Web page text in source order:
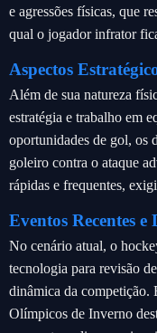
e agressões físicas, que
qual o jogador infrator
Aspectos
Além de sua natureza
estratégia e trabalho em
oportunidades de gol, os
goleiro contra o ataque
rápidas e frequentes,
Eventos Recentes e
No cenário atual, o
tecnologia para revisão
dinâmica da competição.
Olímpicos de Inverno